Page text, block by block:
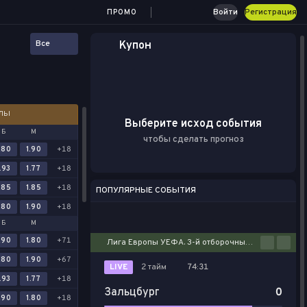
ПРОМО Войти Регистрация
Все
Б М
1.90
+18
1.77
+18
1.85
+18
1.90 +18
Б М
1.80
+71
1.90
+67
1.77
+18
1.80
+18
Купон
Выберите исход события
чтобы сделать прогноз
ПОПУЛЯРНЫЕ СОБЫТИЯ
Лига Европы УЕФА. 3-й отборочный этап. Первые матчи
LIVE 2 тайм 74:31
Зальцбург
0